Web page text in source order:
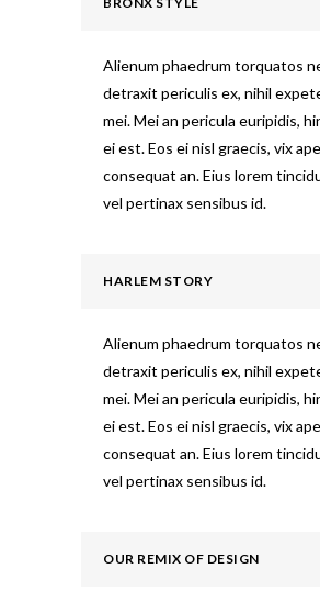
Alienum phaedrum torquatos
detraxit periculis ex, nihil
mei. Mei an pericula euripidis,
ei est. Eos ei nisl graecis, vix
consequat an. Eius lorem
vel pertinax sensibus id.
HARLEM STORY
Alienum phaedrum torquatos
detraxit periculis ex, nihil
mei. Mei an pericula euripidis,
ei est. Eos ei nisl graecis, vix
consequat an. Eius lorem
vel pertinax sensibus id.
OUR REMIX OF DESIGN